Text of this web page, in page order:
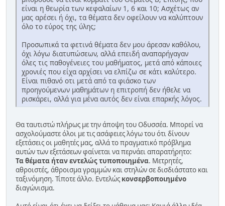
είναι η θεωρία των κεφαλαίων 1, 6 και 10; Ασχέτως αν
μας αρέσει ή όχι, τα θέματα δεν οφείλουν να καλύπτουν
όλο το εύρος της ύλης;
Προσωπικά τα φετινά θέματα δεν μου άρεσαν καθόλου,
όχι λόγω διατυπώσεων, αλλά επειδή αναπαρήγαγαν
όλες τις παθογένειες του μαθήματος, μετά από κάποιες
χρονιές που είχα αρχίσει να ελπίζω σε κάτι καλύτερο.
Είναι πιθανό οτι μετά από τα φιάσκο των
προηγούμενων μαθημάτων η επιτροπή δεν ήθελε να
ρισκάρει, αλλά για μένα αυτός δεν είναι επαρκής λόγος.
Θα ταυτιστώ πλήρως με την άποψη του Οδυσσέα. Μπορεί να
ασχολούμαστε όλοι με τις ασάφειες λόγω του ότι δίνουν
εξετάσεις οι μαθητές μας, αλλά το πραγματικό πρόβλημα
αυτών των εξετάσεων φαίνεται να περνάει απαρατήρητο:
Τα θέματα ήταν εντελώς τυποποιημένα. Μετρητές,
αθροιστές, άθροισμα γραμμών και στηλών σε δισδιάστατο και
ταξινόμηση. Τίποτε άλλο. Εντελώς κονσερβοποιημένο
διαγώνισμα.